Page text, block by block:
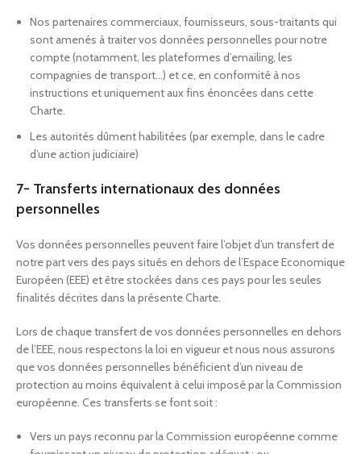
Nos partenaires commerciaux, fournisseurs, sous-traitants qui
sont amenés à traiter vos données personnelles pour notre
compte (notamment, les plateformes d’emailing, les
compagnies de transport…) et ce, en conformité à nos
instructions et uniquement aux fins énoncées dans cette
Charte.
Les autorités dûment habilitées (par exemple, dans le cadre
d’une action judiciaire)
7- Transferts internationaux des données
personnelles
Vos données personnelles peuvent faire l’objet d’un transfert de
notre part vers des pays situés en dehors de l’Espace Economique
Européen (EEE) et être stockées dans ces pays pour les seules
finalités décrites dans la présente Charte.
Lors de chaque transfert de vos données personnelles en dehors
de l’EEE, nous respectons la loi en vigueur et nous nous assurons
que vos données personnelles bénéficient d’un niveau de
protection au moins équivalent à celui imposé par la Commission
européenne. Ces transferts se font soit :
Vers un pays reconnu par la Commission européenne comme